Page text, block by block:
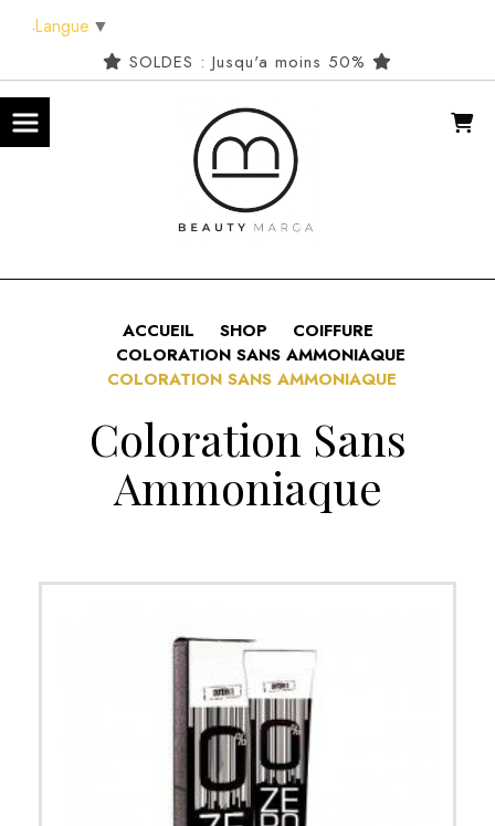
SOLDES : Jusqu'a moins 50%
ACCUEIL SHOP
COIFFURE
COLORATION SANS AMMONIAQUE
COLORATION SANS AMMONIAQUE
Coloration Sans
Ammoniaque
Langue ▼